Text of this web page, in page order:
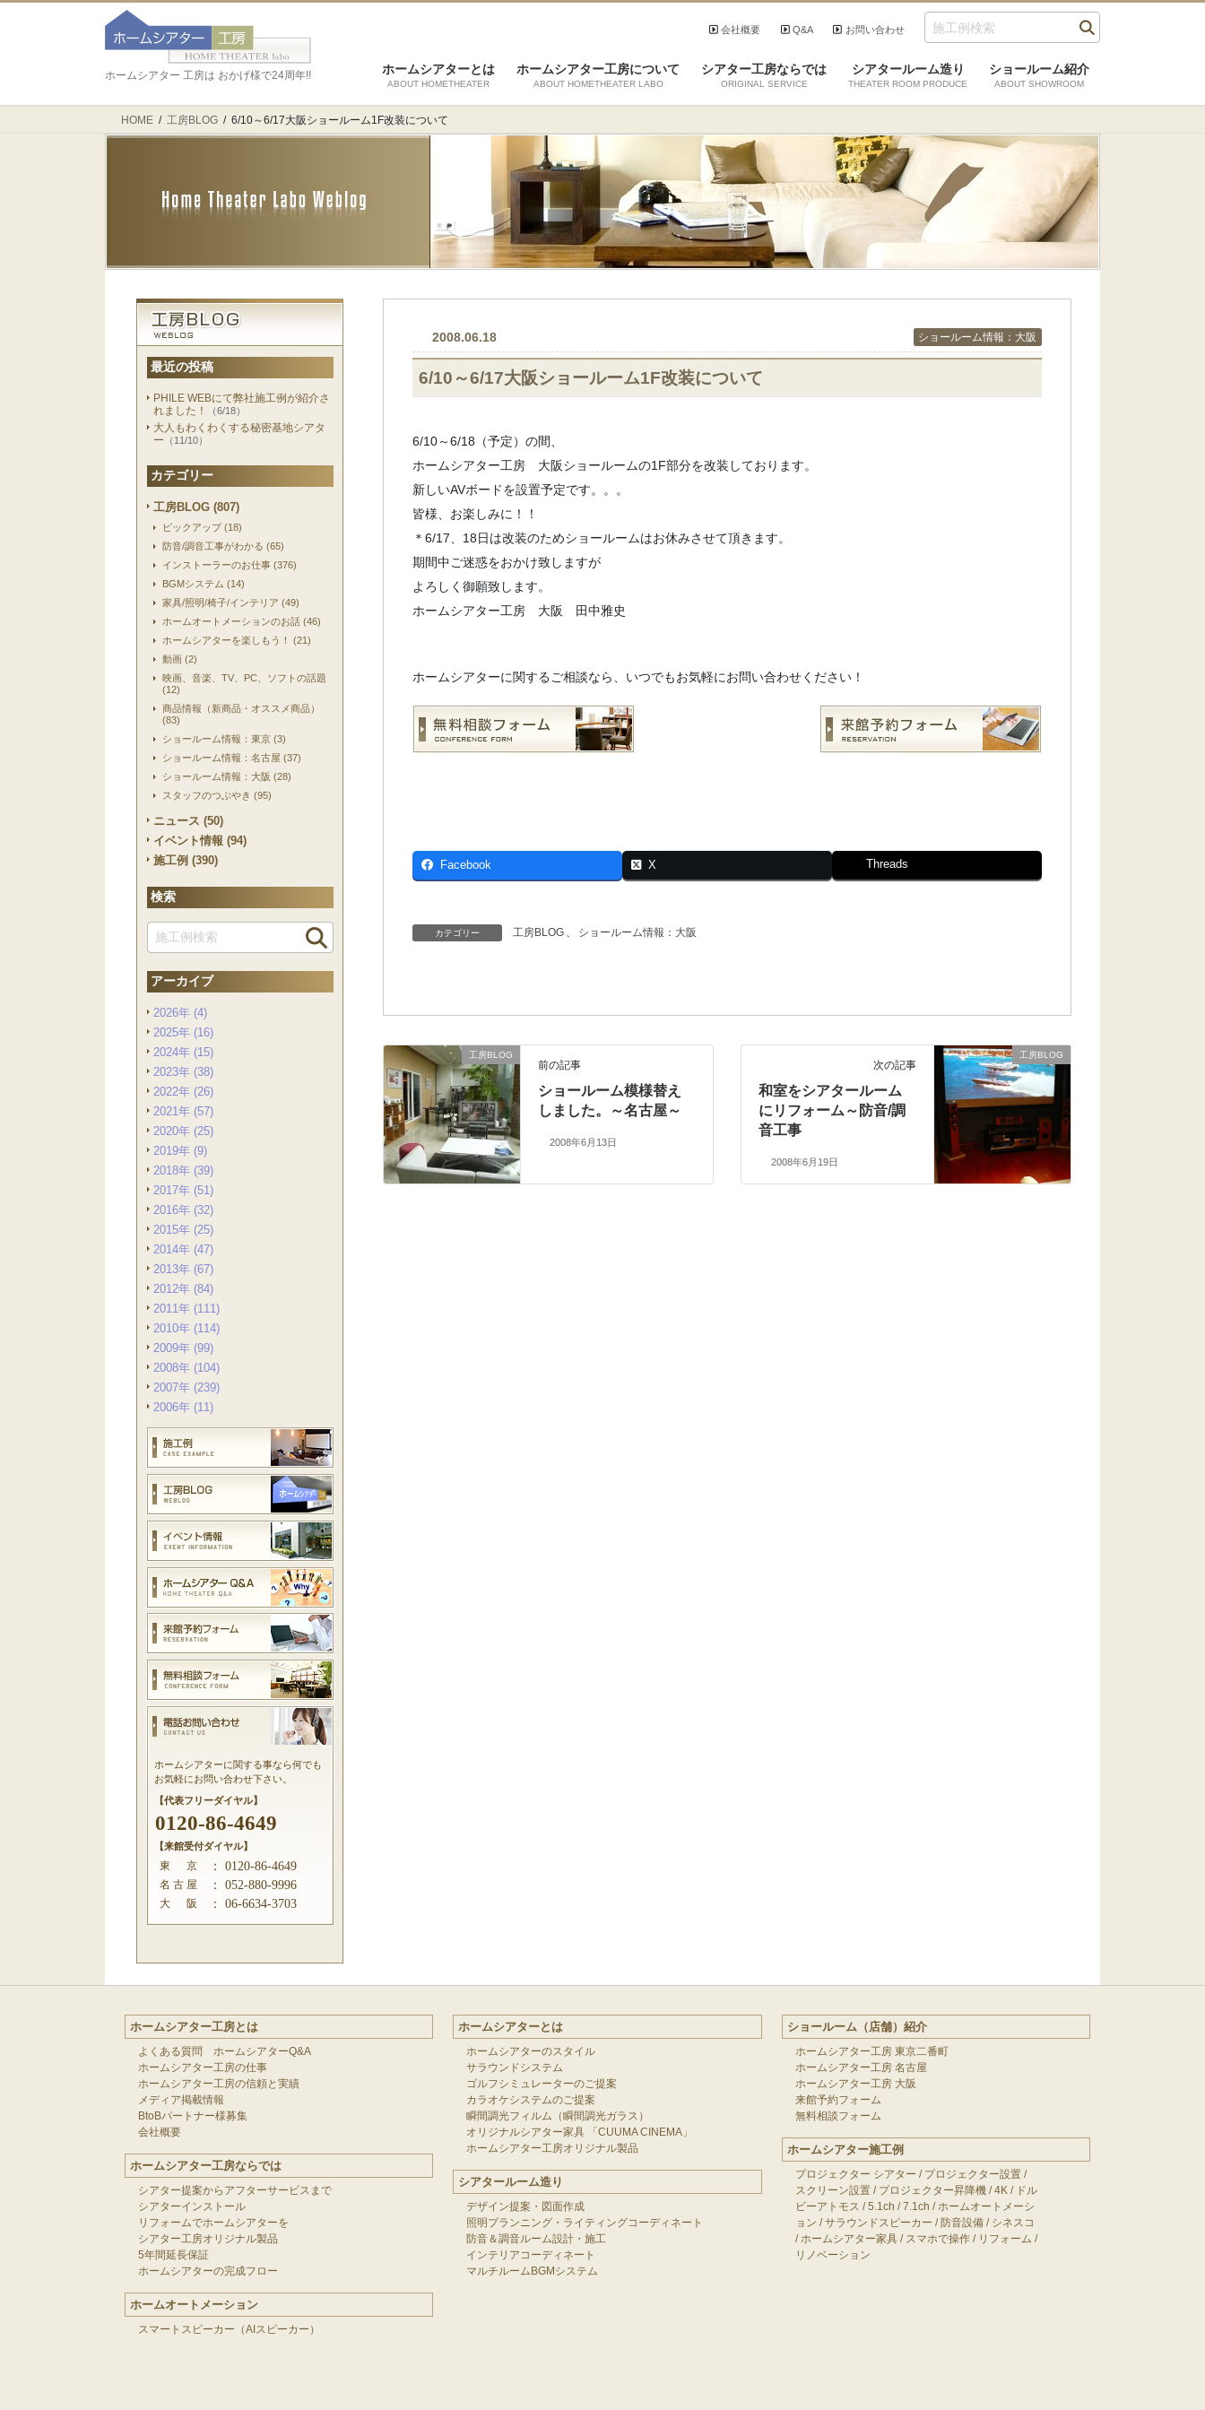
お問い合わせ
Q&A
会社概要
ホームシアター 工房は おかげ様で24周年!! ホームシアターとは
ABOUT HOMETHEATER
ホームシアター工房について
ABOUT HOMETHEATER LABO
シアター工房ならでは
ORIGINAL SERVICE
シアタールーム造り
THEATER ROOM PRODUCE
ショールーム紹介
ABOUT SHOWROOM
HOME 工房BLOG 6/10～6/17大阪ショールーム1F改装について
最近の投稿
PHILE WEBにて弊社施工例が紹介さ
れました！
（6/18）
大人もわくわくする秘密基地シアタ
ー （11/10）
カテゴリー
工房BLOG (807)
ピックアップ (18)
防音/調音工事がわかる (65)
インストーラーのお仕事 (376)
BGMシステム (14)
家具/照明/椅子/インテリア (49)
ホームオートメーションのお話 (46)
ホームシアターを楽しもう！ (21)
動画 (2)
映画、音楽、TV、PC、ソフトの話題
(12)
商品情報（新商品・オススメ商品）
(83)
ショールーム情報：東京 (3)
ショールーム情報：名古屋 (37)
ショールーム情報：大阪 (28)
スタッフのつぶやき (95)
ニュース (50)
イベント情報 (94)
施工例 (390)
検索
アーカイブ
2026年 (4)
2025年 (16)
2024年 (15)
2023年 (38)
2022年 (26)
2021年 (57)
2020年 (25)
2019年 (9)
2018年 (39)
2017年 (51)
2016年 (32)
2015年 (25)
2014年 (47)
2013年 (67)
2012年 (84)
2011年 (111)
2010年 (114)
2009年 (99)
2008年 (104)
2007年 (239)
2006年 (11)
ホームシアターに関する事なら何でも
お気軽にお問い合わせ下さい。
【代表フリーダイヤル】
0120-86-4649
【来館受付ダイヤル】
東 京 ： 0120-86-4649
名 古 屋 ： 052-880-9996
大 阪 ： 06-6634-3703
2008.06.18 ショールーム情報：大阪
6/10～6/17大阪ショールーム1F改装について
6/10～6/18（予定）の間、
ホームシアター工房 大阪ショールームの1F部分を改装しております。
新しいAVボードを設置予定です。。。
皆様、お楽しみに！！
＊6/17、18日は改装のためショールームはお休みさせて頂きます。
期間中ご迷惑をおかけ致しますが
よろしく御願致します。
ホームシアター工房 大阪 田中雅史
ホームシアターに関するご相談なら、いつでもお気軽にお問い合わせください！
Facebook X Threads
カテゴリー 工房BLOG ショールーム情報：大阪
工房BLOG
前の記事
ショールーム模様替え
しました。～名古屋～
2008年6月13日
工房BLOG
次の記事
和室をシアタールーム
にリフォーム～防音/調
音工事
2008年6月19日
ホームシアター工房とは
よくある質問 ホームシアターQ&A
ホームシアター工房の仕事
ホームシアター工房の信頼と実績
メディア掲載情報
BtoBパートナー様募集
会社概要
ホームシアター工房ならでは
シアター提案からアフターサービスまで
シアターインストール
リフォームでホームシアターを
シアター工房オリジナル製品
5年間延長保証
ホームシアターの完成フロー
ホームオートメーション
スマートスピーカー（AIスピーカー）
ホームシアターとは
ホームシアターのスタイル
サラウンドシステム
ゴルフシミュレーターのご提案
カラオケシステムのご提案
瞬間調光フィルム（瞬間調光ガラス）
オリジナルシアター家具 「CUUMA CINEMA」
ホームシアター工房オリジナル製品
シアタールーム造り
デザイン提案・図面作成
照明プランニング・ライティングコーディネート
防音＆調音ルーム設計・施工
インテリアコーディネート
マルチルームBGMシステム
ショールーム（店舗）紹介
ホームシアター工房 東京二番町
ホームシアター工房 名古屋
ホームシアター工房 大阪
来館予約フォーム
無料相談フォーム
ホームシアター施工例
プロジェクター シアター / プロジェクター設置/
スクリーン設置/ プロジェクター昇降機/4K/ ドル
ビーアトモス /5.1ch /7.1ch /ホームオートメーシ
ョン /サラウンドスピーカー / 防音設備/ シネスコ
/ホームシアター家具/ スマホで操作/ リフォーム /
リノベーション